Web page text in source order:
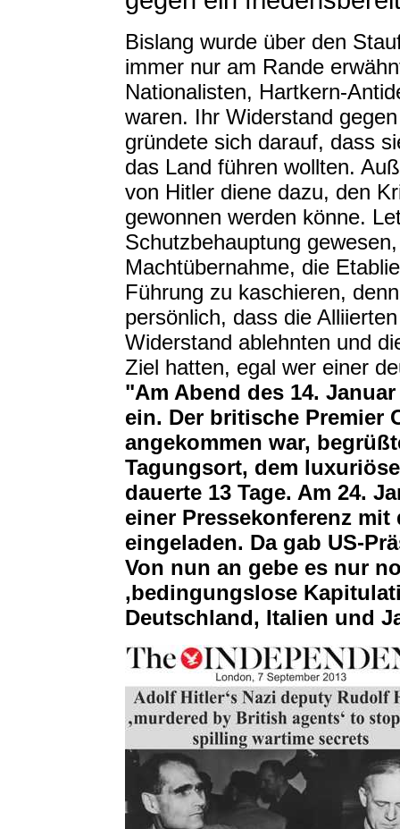
Bislang wurde über den
immer nur am Rande
Nationalisten, Hartkern-
waren. Ihr Widerstand
gründete sich darauf, dass
das Land führen wollten.
von Hitler diene dazu, den
gewonnen werden könne.
Schutzbehauptung
Machtübernahme, die
Führung zu kaschieren,
persönlich, dass die
Widerstand ablehnten und
Ziel hatten, egal wer einer
"Am Abend des 14.
ein. Der britische Premier
angekommen war,
Tagungsort, dem
dauerte 13 Tage. Am 24.
einer Pressekonferenz
eingeladen. Da gab US-
Von nun an gebe es nur
‚bedingungslose
Deutschland, Italien und